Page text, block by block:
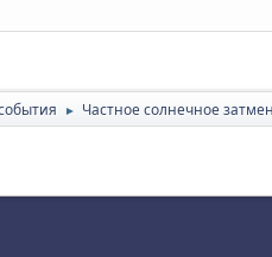
► Частное солнечное